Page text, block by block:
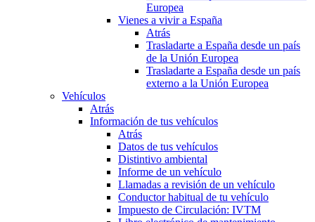
Europea
Vienes a vivir a España
Atrás
Trasladarte a España desde un país
de la Unión Europea
Trasladarte a España desde un país
externo a la Unión Europea
Vehículos
Atrás
Información de tus vehículos
Atrás
Datos de tus vehículos
Distintivo ambiental
Informe de un vehículo
Llamadas a revisión de un vehículo
Conductor habitual de tu vehículo
Impuesto de Circulación: IVTM